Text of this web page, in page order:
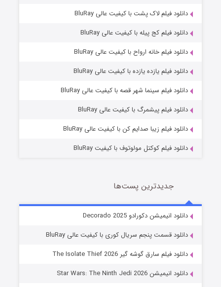
خاندان اژدها فصل ۳
دانلود فیلم لاک پشت با کیفیت عالی BluRay
دانلود فیلم کج‌ پیله با کیفیت عالی BluRay
دانلود فیلم خانه ارواح با کیفیت عالی BluRay
دانلود فیلم یازده یازده با کیفیت عالی BluRay
دانلود فیلم سینما شهر قصه با کیفیت عالی BluRay
دانلود فیلم پیشمرگ با کیفیت عالی BluRay
دانلود فیلم زیبا صدایم کن با کیفیت عالی BluRay
دانلود فیلم کوکتل مولوتوف با کیفیت BluRay
جدیدترین پست‌ها
دانلود انیمیشن دکورادو Decorado 2025
دانلود قسمت پنجم سریال کوری با کیفیت عالی BluRay
دانلود فیلم سارق گوشه گیر The Isolate Thief 2026
دانلود انیمیشن Star Wars: The Ninth Jedi 2026